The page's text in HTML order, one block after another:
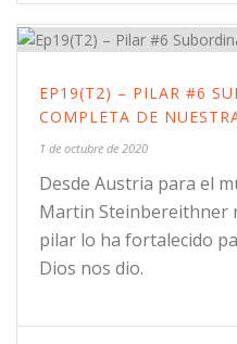
EP19(T2) – PILAR #6
COMPLETA DE
1 de octubre de 2020
Desde Austria para el
Martin Steinbereithner
pilar lo ha fortalecido
Dios nos dio.